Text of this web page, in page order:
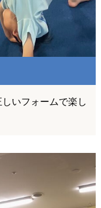
いフォームで楽し